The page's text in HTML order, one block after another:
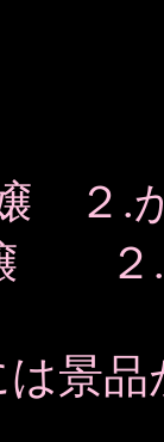
２.
２.
景